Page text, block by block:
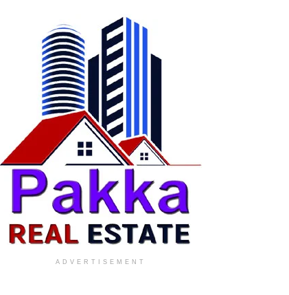
ADVERTISEMENT